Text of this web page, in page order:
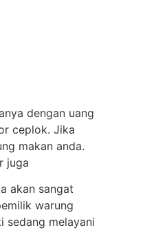
dengan uang
ceplok. Jika
makan anda.
juga
akan sangat
warung
sedang melayani